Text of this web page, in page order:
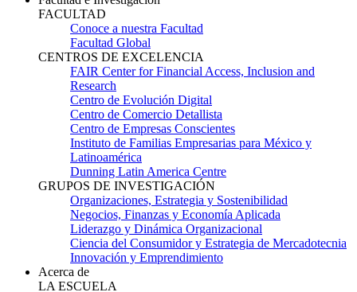
FACULTAD
Conoce a nuestra Facultad
Facultad Global
CENTROS DE EXCELENCIA
FAIR Center for Financial Access, Inclusion and
Research
Centro de Evolución Digital
Centro de Comercio Detallista
Centro de Empresas Conscientes
Instituto de Familias Empresarias para México y
Latinoamérica
Dunning Latin America Centre
GRUPOS DE INVESTIGACIÓN
Organizaciones, Estrategia y Sostenibilidad
Negocios, Finanzas y Economía Aplicada
Liderazgo y Dinámica Organizacional
Ciencia del Consumidor y Estrategia de Mercadotecnia
Innovación y Emprendimiento
Acerca de
LA ESCUELA